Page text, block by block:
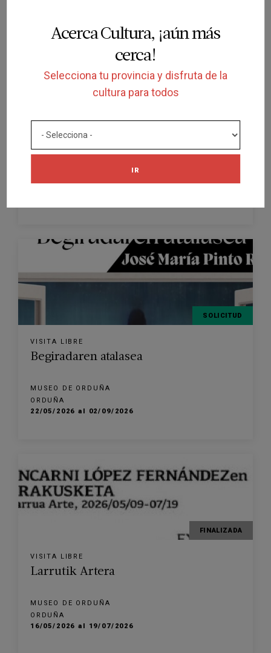
Acerca Cultura, ¡aún más
cerca!
Selecciona tu provincia y disfruta de la
cultura para todos
IR
ORDUÑA
SOLICITUD
VISITA LIBRE
Begiradaren atalasea
MUSEO DE ORDUÑA
ORDUÑA
22/05/2026 al 02/09/2026
FINALIZADA
VISITA LIBRE
Larrutik Artera
MUSEO DE ORDUÑA
ORDUÑA
16/05/2026 al 19/07/2026